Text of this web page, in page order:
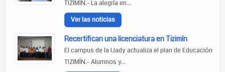
TIZIMÍN.- La alegría en...
Ver las noticias
Recertifican una licenciatura en Tizimín
El campus de la Uady actualiza el plan de Educación
TIZIMÍN.- Alumnos y...